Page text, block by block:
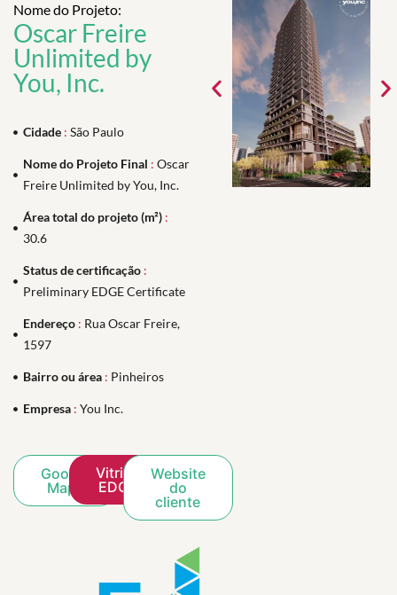
Nome do Projeto:
Oscar Freire
Unlimited by
You, Inc.
Cidade :São Paulo
Nome do Projeto Final :Oscar
Freire Unlimited by You, Inc.
Área total do projeto (m²) :
30.6
Status de certificação :
Preliminary EDGE Certificate
Endereço : Rua Oscar Freire,
1597
Bairro ou área : Pinheiros
Empresa :You Inc.
Google
Maps
Vitrine
EDGE
Website
do
cliente